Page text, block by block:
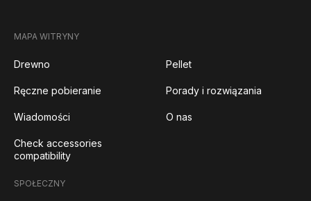
MAPA WITRYNY
Drewno Pellet
Ręczne pobieranie Porady i rozwiązania
Wiadomości O nas
Check accessories
compatibility
SPOŁECZNY